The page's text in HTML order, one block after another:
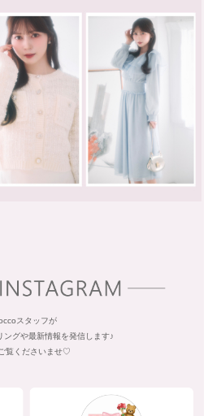
スタッフが
ングや最新情報を発信します♪
覧くださいませ♡